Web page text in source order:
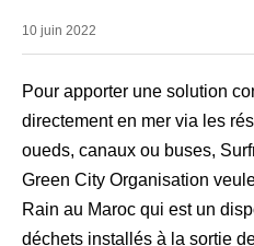
10 juin 2022
Pour apporter une solution
directement en mer via les
oueds, canaux ou buses,
Green City Organisation
Rain au Maroc qui est un
déchets installés à la sortie